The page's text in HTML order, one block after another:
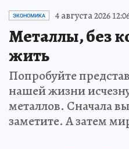
ЭКОНОМИКА 4 августа 2026
Металлы, без
жить
Попробуйте
нашей жизни
металлов. Сначала
заметите. А затем